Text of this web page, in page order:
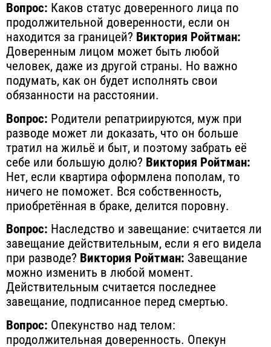
Вопрос: Каков статус доверенного лица по
продолжительной доверенности, если он
находится за границей? Виктория Ройтман:
Доверенным лицом может быть любой
человек, даже из другой страны. Но важно
подумать, как он будет исполнять свои
обязанности на расстоянии.
Вопрос: Родители репатриируются, муж при
разводе может ли доказать, что он больше
тратил на жильё и быт, и поэтому забрать её
себе или большую долю? Виктория Ройтман:
Нет, если квартира оформлена пополам, то
ничего не поможет. Вся собственность,
приобретённая в браке, делится поровну.
Вопрос: Наследство и завещание: считается ли
завещание действительным, если я его видела
при разводе? Виктория Ройтман: Завещание
можно изменить в любой момент.
Действительным считается последнее
завещание, подписанное перед смертью.
Вопрос: Опекунство над телом:
продолжительная доверенность. Опекун